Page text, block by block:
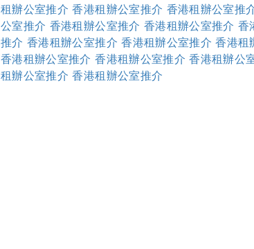
租辦公室推介 香港租辦公室推介 香港租辦公室推
公室推介 香港租辦公室推介 香港租辦公室推介 香
推介 香港租辦公室推介 香港租辦公室推介 香港租
香港租辦公室推介 香港租辦公室推介 香港租辦公
租辦公室推介 香港租辦公室推介